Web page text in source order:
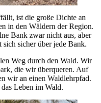
ist die große Dichte an
in den Wäldern der Region.
Bank zwar nicht aus, aber
sich sicher über jede Bank.
Weg durch den Wald. Wir
die wir überqueren. Auf
wir an einen Waldlehrpfad.
Leben im Wald.